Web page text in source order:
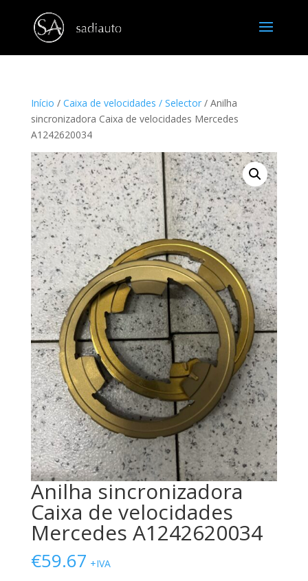
Início / Caixa de velocidades / Selector/ Anilha
sincronizadora Caixa de velocidades Mercedes
A1242620034
Anilha sincronizadora
Caixa de velocidades
Mercedes A1242620034
€59.67 +IVA